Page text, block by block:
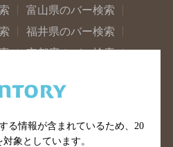
富山県のバー検索
福井県のバー検索
京都府のバー検索
和歌山県のバー検索
鳥取県のバー検索
る情報が含まれているため、 20
象としています。